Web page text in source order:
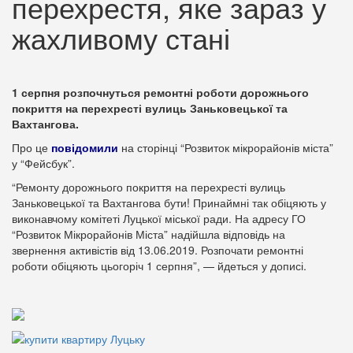
жахливому стані
1 серпня розпочнуться ремонтні роботи дорожнього
покриття на перехресті вулиць Заньковецької та
Вахтангова.
Про це повідомили на сторінці “Розвиток мікрорайонів міста”
у “Фейсбук”.
“Ремонту дорожнього покриття на перехресті вулиць
Заньковецької та Вахтангова бути! Принаймні так обіцяють у
виконавчому комітеті Луцької міської ради. На адресу ГО
“Розвиток Мікрорайонів Міста” надійшла відповідь на
звернення активістів від 13.06.2019. Розпочати ремонтні
роботи обіцяють цьогоріч 1 серпня”, — йдеться у дописі.